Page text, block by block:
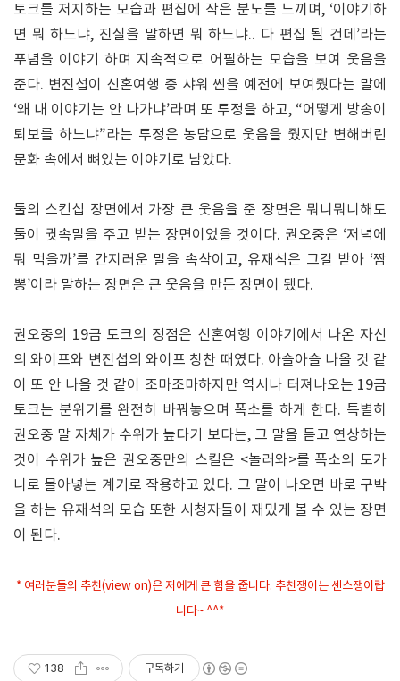
토크를 저지하는 모습과 편집에 작은 분노를 느끼며, ‘이야기하
면 뭐 하느냐, 진실을 말하면 뭐 하느냐.. 다 편집 될 건데’라는
푸념을 이야기 하며 지속적으로 어필하는 모습을 보여 웃음을
준다. 변진섭이 신혼여행 중 샤워 씬을 예전에 보여줬다는 말에
‘왜 내 이야기는 안 나가냐’라며 또 투정을 하고, “어떻게 방송이
퇴보를 하느냐”라는 투정은 농담으로 웃음을 줬지만 변해버린
문화 속에서 뼈있는 이야기로 남았다.
둘의 스킨십 장면에서 가장 큰 웃음을 준 장면은 뭐니뭐니해도
둘이 귓속말을 주고 받는 장면이었을 것이다. 권오중은 ‘저녁에
뭐 먹을까’를 간지러운 말을 속삭이고, 유재석은 그걸 받아 ‘짬
뽕’이라 말하는 장면은 큰 웃음을 만든 장면이 됐다.
권오중의 19금 토크의 정점은 신혼여행 이야기에서 나온 자신
의 와이프와 변진섭의 와이프 칭찬 때였다. 아슬아슬 나올 것 같
이 또 안 나올 것 같이 조마조마하지만 역시나 터져나오는 19금
토크는 분위기를 완전히 바꿔놓으며 폭소를 하게 한다. 특별히
권오중 말 자체가 수위가 높다기 보다는, 그 말을 듣고 연상하는
것이 수위가 높은 권오중만의 스킬은 <놀러와>를 폭소의 도가
니로 몰아넣는 계기로 작용하고 있다. 그 말이 나오면 바로 구박
을 하는 유재석의 모습 또한 시청자들이 재밌게 볼 수 있는 장면
이 된다.
* 여러분들의 추천(view on)은 저에게 큰 힘을 줍니다. 추천쟁이는 센스쟁이랍
니다~ ^^*
138 구독하기